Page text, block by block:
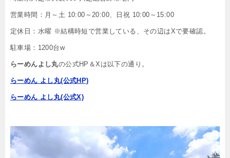
営業時間：月～土 10:00～20:00、日祝 10:00～15:00
定休日：水曜 ※結構時短で営業している、その辺はXで要確認。
駐車場：1200台w
らーめんよし丸の公式HP＆Xは以下の通り。
らーめん よし丸(公式HP)
らーめん よし丸(公式X)